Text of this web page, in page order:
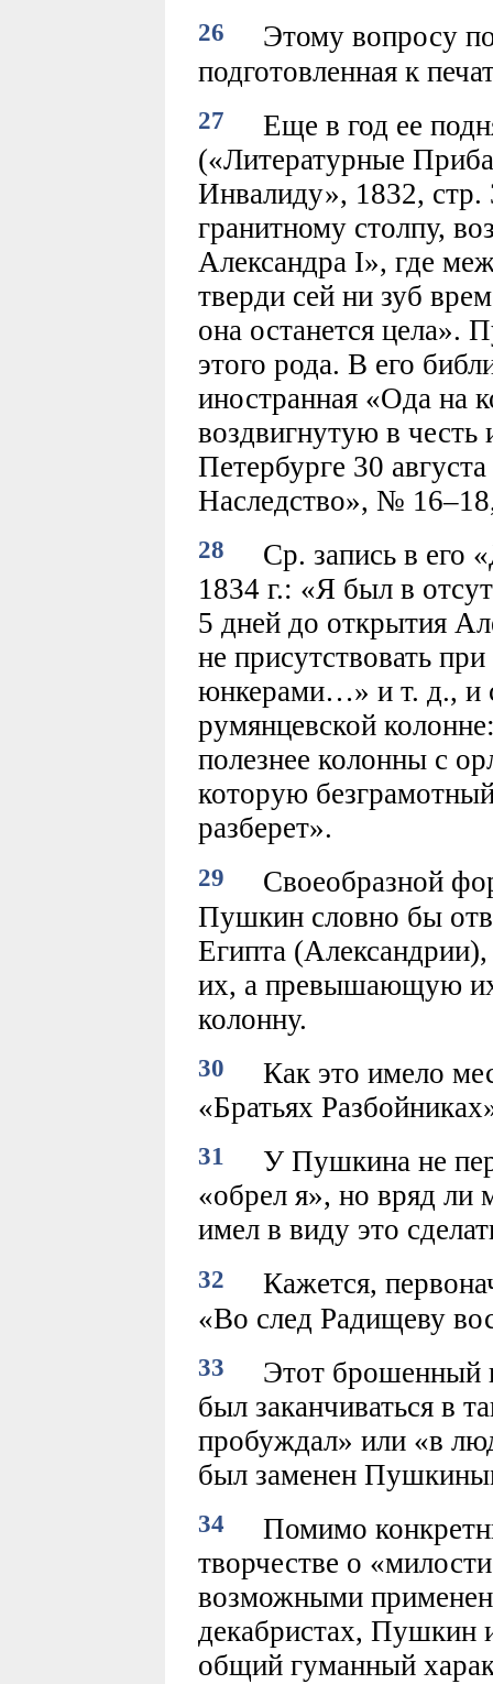
26
Этому вопросу
подготовленная к
27
Еще в год ее
(«Литературные
Инвалиду», 1832, стр.
гранитному столпу,
Александра I», где
тверди сей ни зуб
она останется цела».
этого рода. В его
иностранная «Ода на
воздвигнутую в
Петербурге 30
Наследство», №
28
Ср. запись в его
1834 г.: «Я был в
5 дней до открытия
не присутствовать
юнкерами…» и т. д., и
румянцевской
полезнее колонны с
которую
разберет».
29
Своеобразной
Пушкин словно бы
Египта
их, а превышающую
колонну.
30
Как это имело
«Братьях
31
У Пушкина не
«обрел я», но вряд ли
имел в виду это
32
Кажется,
«Во след Радищеву
33
Этот брошенный
был заканчиваться в
пробуждал» или «в
был заменен
34
Помимо
творчестве о
возможными
декабристах, Пушкин
общий гуманный